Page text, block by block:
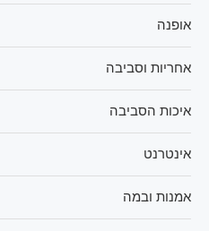
אופנה
אחריות וסביבה
איכות הסביבה
אינטרנט
אמנות ובמה